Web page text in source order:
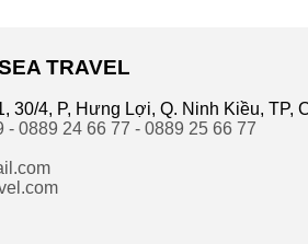
TRAVEL
30/4, P, Hưng Lợi, Q. Ninh Kiều, TP,
- 0889 24 66 77 - 0889 25 66 77